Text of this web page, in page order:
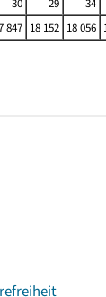
847 18 152 18 056